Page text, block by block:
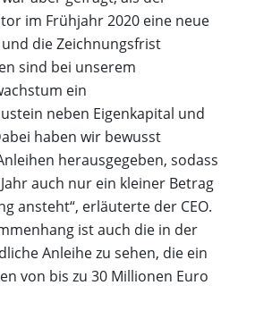
im Frühjahr 2020 eine neue
die Zeichnungsfrist
sind bei unserem
ein
neben Eigenkapital und
haben wir bewusst
herausgegeben, sodass
auch nur ein kleiner Betrag
ansteht“, erläuterte der CEO.
ist auch die in der
Anleihe zu sehen, die ein
von bis zu 30 Millionen Euro